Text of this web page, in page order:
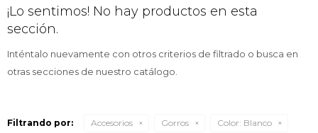
¡Lo sentimos! No hay productos en esta
sección.
Inténtalo nuevamente con otros criterios de filtrado o busca en
otras secciones de nuestro catálogo.
Filtrando por: Accesorios Gorros Color: Blanco